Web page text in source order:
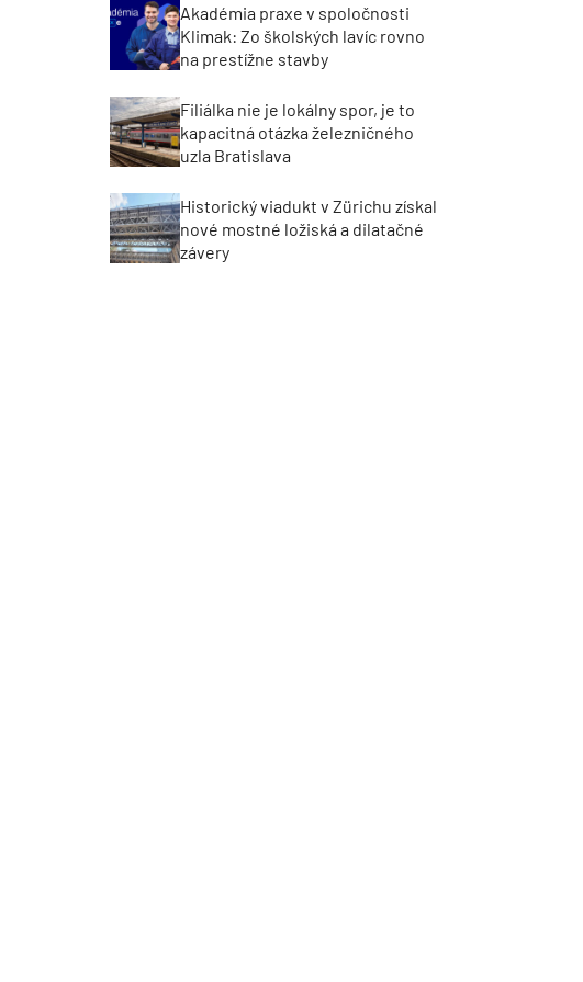
Akadémia praxe v spoločnosti
Klimak: Zo školských lavíc rovno
na prestížne stavby
Filiálka nie je lokálny spor, je to
kapacitná otázka železničného
uzla Bratislava
Historický viadukt v Zürichu získal
nové mostné ložiská a dilatačné
závery